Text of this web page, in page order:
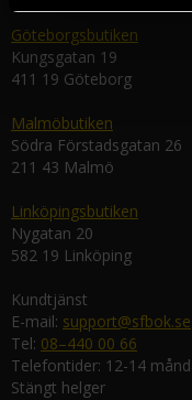
Göteborgsbutiken
Kungsgatan 19
411 19 Göteborg
Malmöbutiken
Södra Förstadsgatan 26
211 43 Malmö
Linköpingsbutiken
Nygatan 20
582 19 Linköping
Kundtjänst
E-mail: support@sfbok.se
Tel: 08–440 00 66
Telefontider: 12-14
Stängt helger